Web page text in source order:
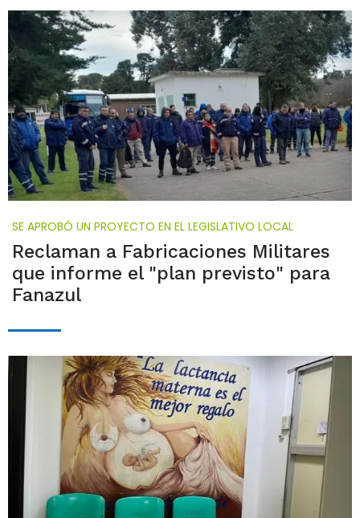
SE APROBÓ UN PROYECTO EN EL LEGISLATIVO LOCAL
Reclaman a Fabricaciones Militares
que informe el "plan previsto" para
Fanazul